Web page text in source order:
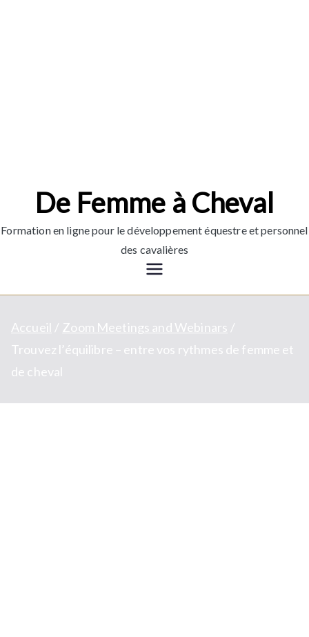
De Femme à Cheval
Formation en ligne pour le développement équestre et personnel
des cavalières
Accueil
Zoom Meetings and Webinars
Trouvez l’équilibre – entre vos rythmes de femme et
de cheval